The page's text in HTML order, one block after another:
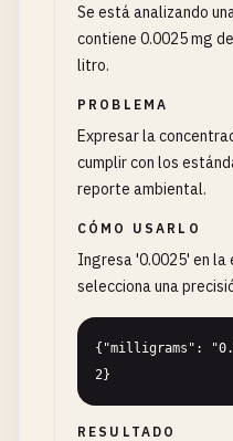
Se está analizando
contiene 0.0025 mg
litro.
PROBLEMA
Expresar la
cumplir con los
reporte ambiental.
CÓMO USARLO
Ingresa '0.0025' en la
selecciona una
{"milligrams":
2}
RESULTADO